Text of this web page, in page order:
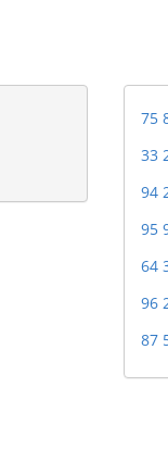
75
33
94
95
64
96
87